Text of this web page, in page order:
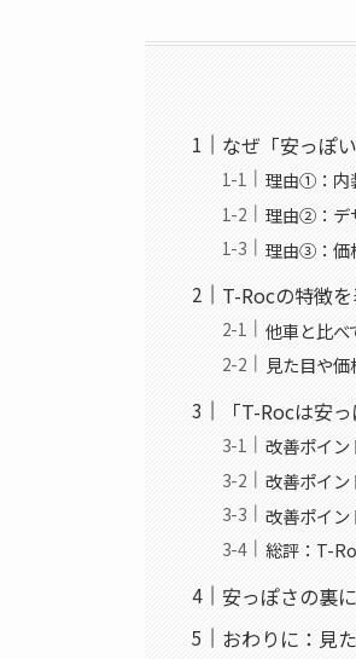
なぜ「安っぽ
理由①：内
理由②：デ
理由③：価
T-Rocの特徴
他車と比べ
見た目や
「T-Rocは安
改善ポイ
改善ポイ
改善ポイ
総評：T-
安っぽさの裏
おわりに：見